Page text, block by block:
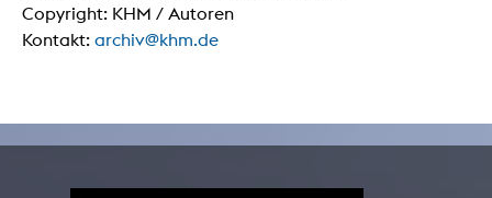
Copyright: KHM / Autoren
Kontakt: archiv@khm.de